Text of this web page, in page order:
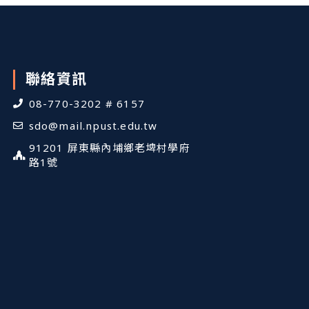
聯絡資訊
08-770-3202 # 6157
sdo@mail.npust.edu.tw
91201 屏東縣內埔鄉老埤村學府
路1號